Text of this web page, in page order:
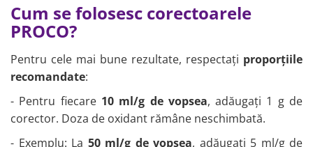
Cum se folosesc corectoarele
PROCO?
Pentru cele mai bune rezultate, respectați proporțiile
recomandate:
- Pentru fiecare 10 ml/g de vopsea, adăugați 1 g de
corector. Doza de oxidant rămâne neschimbată.
- Exemplu: La 50 ml/g de vopsea, adăugați 5 ml/g de